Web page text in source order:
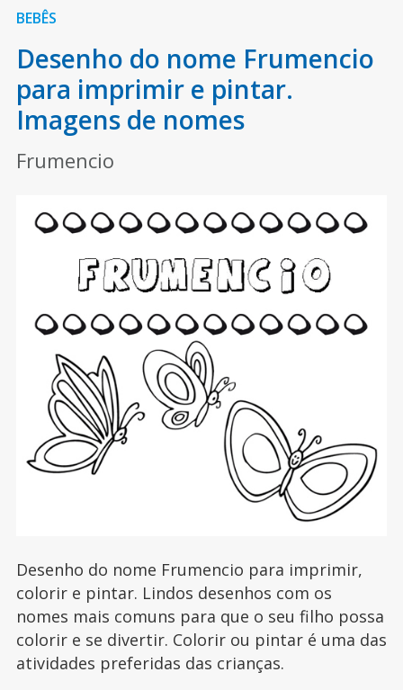
BEBÊS
Desenho do nome Frumencio
para imprimir e pintar.
Imagens de nomes
Frumencio
Desenho do nome Frumencio para imprimir,
colorir e pintar. Lindos desenhos com os
nomes mais comuns para que o seu filho possa
colorir e se divertir. Colorir ou pintar é uma das
atividades preferidas das crianças.